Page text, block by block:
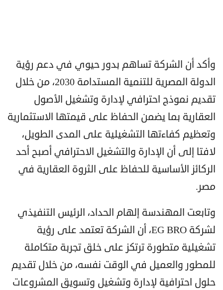
وأكد أن الشركة تساهم بدور حيوي في دعم رؤية
الدولة المصرية للتنمية المستدامة 2030، من خلال
تقديم نموذج احترافي لإدارة وتشغيل الأصول
العقارية بما يضمن الحفاظ على قيمتها الاستثمارية
وتعظيم كفاءتها التشغيلية على المدى الطويل،
لافتا إلى أن الإدارة والتشغيل الاحترافي أصبح أحد
الركائز الأساسية للحفاظ على الثروة العقارية في
مصر.
وتابعت المهندسة إلهام الحداد، الرئيس التنفيذي
لشركة EG BRO، أن الشركة تعتمد على رؤية
تشغيلية متطورة ترتكز على خلق تجربة متكاملة
للمطور والعميل في الوقت نفسه، من خلال تقديم
حلول احترافية لإدارة وتشغيل وتسويق المشروعات